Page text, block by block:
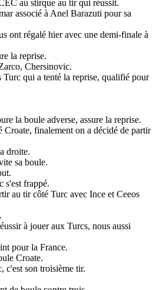
au stirque au tir qui réussit.
associé à Anel Barazuti pour sa
ont régalé hier avec une demi-finale à
la reprise.
Chersinovic.
qui a tenté la reprise, qualifié pour
la boule adverse, assure la reprise.
Croate, finalement on a décidé de partir
droite.
sa boule.
s'est frappé.
au tir côté Turc avec Ince et Ceeos
à jouer aux Turcs, nous aussi
pour la France.
Croate.
c'est son troisième tir.